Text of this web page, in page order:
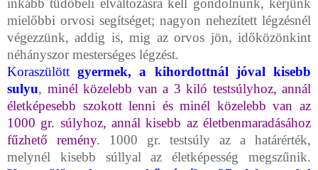
inkább tüdőbeli elváltozásra kell gon­dolnunk, kérjünk
mielőbbi orvosi segítséget; nagyon nehezített légzésnél
végezzünk, addig is, mig az orvos jön, időközönkint
néhányszor mesterséges légzést.
Koraszülött gyermek, a kihordottnál jóval kisebb
sulyu, minél köze­lebb van a 3 kiló testsúlyhoz, annál
életképesebb szokott lenni és minél közelebb van az
1000 gr. súlyhoz, annál kisebb az életbenmaradásához
fűz­hető remény. 1000 gr. testsúly az a határérték,
melynél kisebb súllyal az életképesség megszűnik.